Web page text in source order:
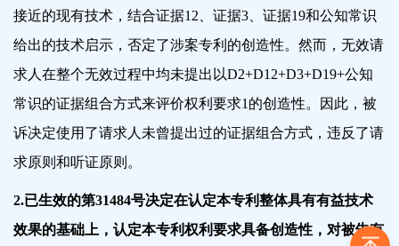
接近的现有技术，结合证据12、证据3、证据19和公知常识
给出的技术启示，否定了涉案专利的创造性。然而，无效请
求人在整个无效过程中均未提出以D2+D12+D3+D19+公知
常识的证据组合方式来评价权利要求1的创造性。因此，被
诉决定使用了请求人未曾提出过的证据组合方式，违反了请
求原则和听证原则。
2.已生效的第31484号决定在认定本专利整体具有有益技术
效果的基础上，认定本专利权利要求具备创造性，对被告有